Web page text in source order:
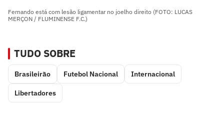
Fernando está com lesão ligamentar no joelho direito (FOTO: LUCAS
MERÇON / FLUMINENSE F.C.)
TUDO SOBRE
Brasileirão Futebol Nacional Internacional
Libertadores